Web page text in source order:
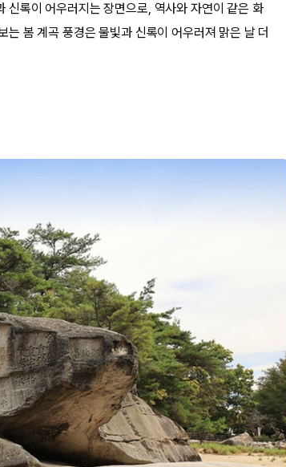
신록이 어우러지는 장면으로, 역사와 자연이 같은 화
봄 계곡 풍경은 물빛과 신록이 어우러져 맑은 날 더